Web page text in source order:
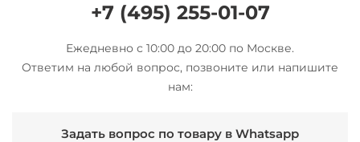
+7 (495) 255-01-07
Ежедневно с 10:00 до 20:00 по Москве.
Ответим на любой вопрос, позвоните или напишите
нам:
Задать вопрос по товару в Whatsapp